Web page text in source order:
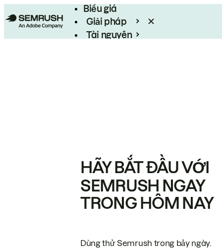
Biểu giá
Giải pháp
Tài nguyên
HÃY BẮT ĐẦU VỚI
SEMRUSH NGAY
TRONG HÔM NAY
Dùng thử Semrush trong bảy ngày.